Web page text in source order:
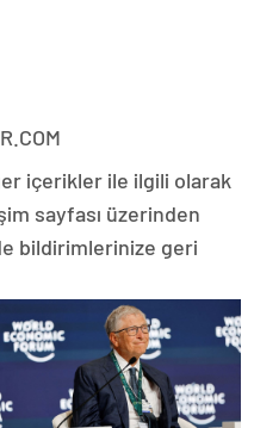
içerikler ile ilgili olarak
sayfası üzerinden
bildirimlerinize geri